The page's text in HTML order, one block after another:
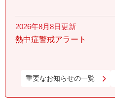
2026年8月8日更新
熱中症警戒アラート
重要なお知らせの一覧